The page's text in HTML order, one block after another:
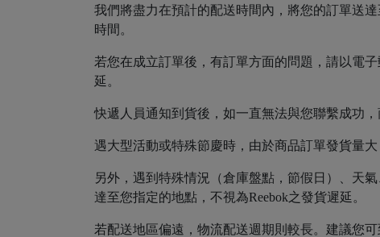
我們將盡力在預計的配送時間內，將您的訂單送
時間。
若您在成立訂單後，有訂單方面的問題，請以電
延。
快遞人員通知到貨後，如一直無法與您聯繫成功，
遇大型活動或特殊節慶時，由於商品訂單發貨量
另外，遇到特殊情況（倉庫盤點，節假日）、天
達至您指定的地點，不視為Reebok之發貨遲延。
若配送地區偏遠，物流配送週期則較長。建議您